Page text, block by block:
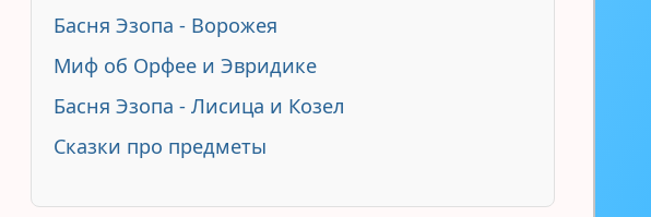
Басня Эзопа - Ворожея
Миф об Орфее и Эвридике
Басня Эзопа - Лисица и Козел
Сказки про предметы